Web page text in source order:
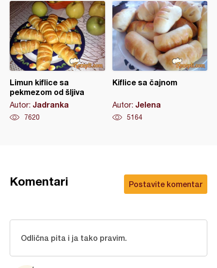
Limun kiflice sa
pekmezom od šljiva
Autor: Jadranka
7620
Kiflice sa čajnom
Autor: Jelena
5164
Postavite komentar
Komentari
Odlična pita i ja tako pravim.